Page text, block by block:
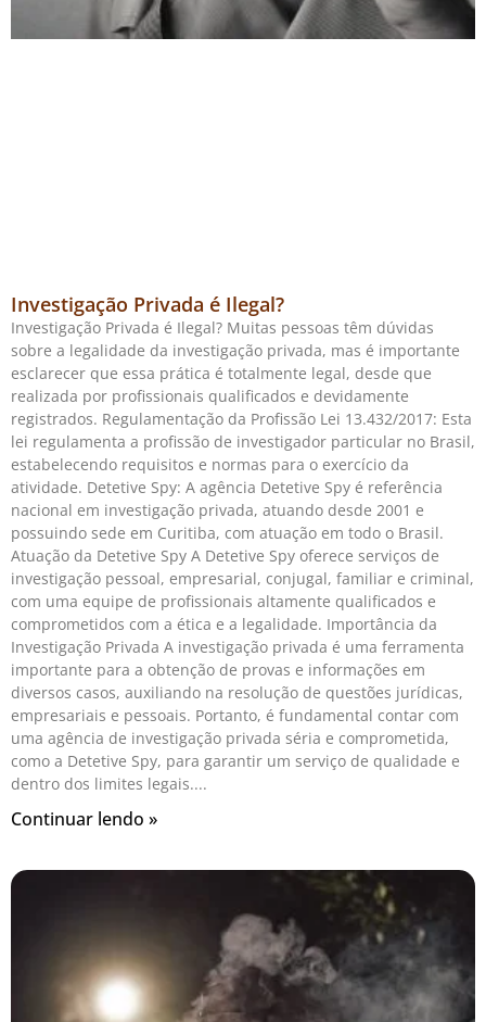
Investigação Privada é Ilegal?
Investigação Privada é Ilegal? Muitas pessoas têm dúvidas
sobre a legalidade da investigação privada, mas é importante
esclarecer que essa prática é totalmente legal, desde que
realizada por profissionais qualificados e devidamente
registrados. Regulamentação da Profissão Lei 13.432/2017: Esta
lei regulamenta a profissão de investigador particular no Brasil,
estabelecendo requisitos e normas para o exercício da
atividade. Detetive Spy: A agência Detetive Spy é referência
nacional em investigação privada, atuando desde 2001 e
possuindo sede em Curitiba, com atuação em todo o Brasil.
Atuação da Detetive Spy A Detetive Spy oferece serviços de
investigação pessoal, empresarial, conjugal, familiar e criminal,
com uma equipe de profissionais altamente qualificados e
comprometidos com a ética e a legalidade. Importância da
Investigação Privada A investigação privada é uma ferramenta
importante para a obtenção de provas e informações em
diversos casos, auxiliando na resolução de questões jurídicas,
empresariais e pessoais. Portanto, é fundamental contar com
uma agência de investigação privada séria e comprometida,
como a Detetive Spy, para garantir um serviço de qualidade e
dentro dos limites legais.
Continuar lendo »